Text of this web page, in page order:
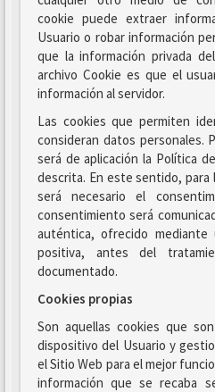
cookie puede extraer
Usuario o robar información
que la información privada
archivo Cookie es que el
información al servidor.
Las cookies que permiten
consideran datos personales.
será de aplicación la Política
descrita. En este sentido, para
será necesario el
consentimiento será
auténtica, ofrecido mediante
positiva, antes del
documentado.
Cookies propias
Son aquellas cookies que
dispositivo del Usuario y
el Sitio Web para el mejor
información que se recaba